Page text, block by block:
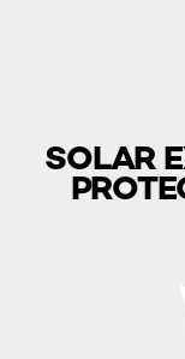
SOLAR